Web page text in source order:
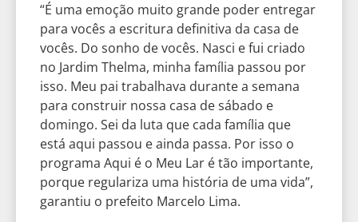
“É uma emoção muito grande poder entregar
para vocês a escritura definitiva da casa de
vocês. Do sonho de vocês. Nasci e fui criado
no Jardim Thelma, minha família passou por
isso. Meu pai trabalhava durante a semana
para construir nossa casa de sábado e
domingo. Sei da luta que cada família que
está aqui passou e ainda passa. Por isso o
programa Aqui é o Meu Lar é tão importante,
porque regulariza uma história de uma vida”,
garantiu o prefeito Marcelo Lima.